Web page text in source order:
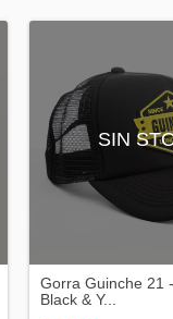
SIN
Gorra Guinche 21
Black & Y...